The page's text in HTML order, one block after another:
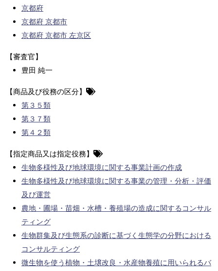
京都府
京都府 京都市
京都府 京都市 左京区
【審査官】
豊田 純一
【商品及び役務の区分】
第３５類
第３７類
第４２類
【指定商品又は指定役務】
生物多様性及び地球環境に関する事業計画の作成
生物多様性及び地球環境に関する事業の管理・分析・評価
及び運営
農地・圃場・苗畑・水槽・養殖場の造成に関するコンサル
ティング
生物群集及び生態系の診断に基づく生態学の分野における
コンサルティング
微生物を使う植物・土壌改良・水産物養殖に用いられるバ